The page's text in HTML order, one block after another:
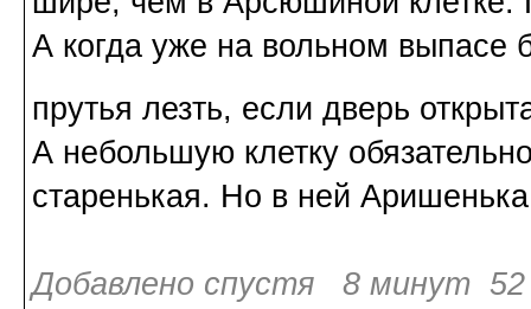
А когда уже на вольном выпасе
прутья лезть, если дверь
А небольшую клетку
старенькая. Но в ней
Добавлено спустя 8 минут 52